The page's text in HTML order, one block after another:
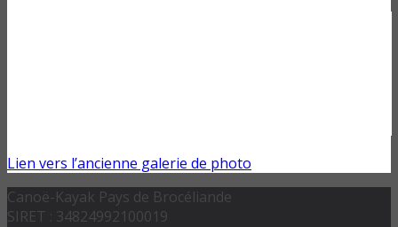
Lien vers l’ancienne galerie de photo
Canoë-Kayak Pays de Brocéliande
SIRET : 34824992100019